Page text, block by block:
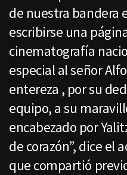
de nuestra bandera
escribirse una
cinematografía
especial al señor
entereza , por su
equipo, a su
encabezado por
de corazón”, dice el
que compartió